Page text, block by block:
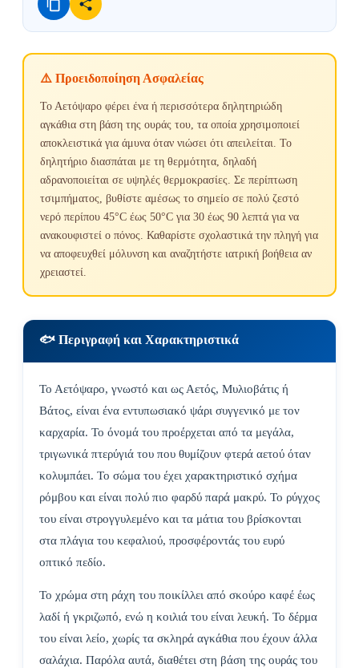
⚠️ Προειδοποίηση Ασφαλείας
Το Αετόψαρο φέρει ένα ή περισσότερα δηλητηριώδη
αγκάθια στη βάση της ουράς του, τα οποία χρησιμοποιεί
αποκλειστικά για άμυνα όταν νιώσει ότι απειλείται. Το
δηλητήριο διασπάται με τη θερμότητα, δηλαδή
αδρανοποιείται σε υψηλές θερμοκρασίες. Σε περίπτωση
τσιμπήματος, βυθίστε αμέσως το σημείο σε πολύ ζεστό
νερό περίπου 45°C έως 50°C για 30 έως 90 λεπτά για να
ανακουφιστεί ο πόνος. Καθαρίστε σχολαστικά την πληγή για
να αποφευχθεί μόλυνση και αναζητήστε ιατρική βοήθεια αν
χρειαστεί.
🐟 Περιγραφή και Χαρακτηριστικά
Το Αετόψαρο, γνωστό και ως Αετός, Μυλιοβάτις ή
Βάτος, είναι ένα εντυπωσιακό ψάρι συγγενικό με τον
καρχαρία. Το όνομά του προέρχεται από τα μεγάλα,
τριγωνικά πτερύγιά του που θυμίζουν φτερά αετού όταν
κολυμπάει. Το σώμα του έχει χαρακτηριστικό σχήμα
ρόμβου και είναι πολύ πιο φαρδύ παρά μακρύ. Το ρύγχος
του είναι στρογγυλεμένο και τα μάτια του βρίσκονται
στα πλάγια του κεφαλιού, προσφέροντάς του ευρύ
οπτικό πεδίο.
Το χρώμα στη ράχη του ποικίλλει από σκούρο καφέ έως
λαδί ή γκριζωπό, ενώ η κοιλιά του είναι λευκή. Το δέρμα
του είναι λείο, χωρίς τα σκληρά αγκάθια που έχουν άλλα
σαλάχια. Παρόλα αυτά, διαθέτει στη βάση της ουράς του